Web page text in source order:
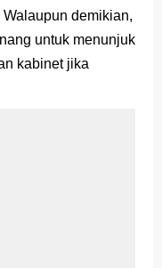
demikian,
untuk menunjuk
kabinet jika